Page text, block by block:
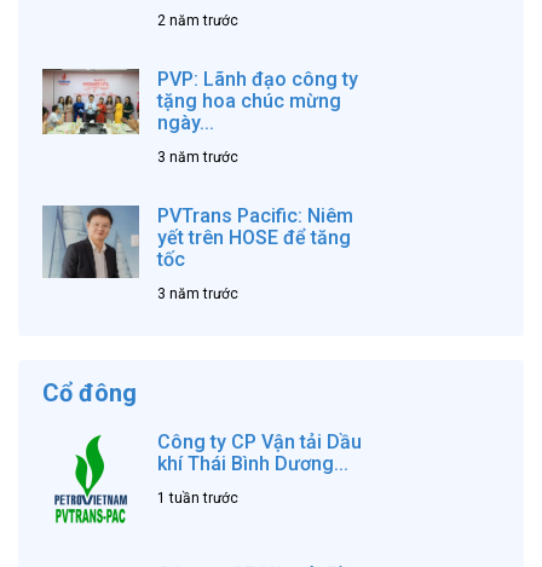
2 năm trước
PVP: Lãnh đạo công ty
tặng hoa chúc mừng
ngày...
3 năm trước
PVTrans Pacific: Niêm
yết trên HOSE để tăng
tốc
3 năm trước
Cổ đông
Công ty CP Vận tải Dầu
khí Thái Bình Dương...
1 tuần trước